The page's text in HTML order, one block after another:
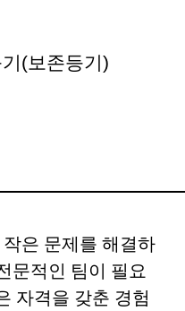
(보존등기)
은 문제를 해결하
문적인 팀이 필요
자격을 갖춘 경험